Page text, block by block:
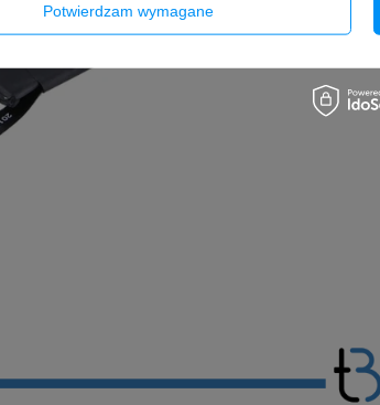
Potwierdzam wymagane